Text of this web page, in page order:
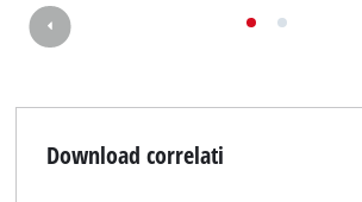
Download correlati